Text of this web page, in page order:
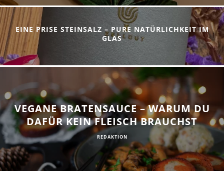
EINE PRISE STEINSALZ – PURE NATÜRLICHKEIT IM
GLAS
VEGANE BRATENSAUCE – WARUM DU
DAFÜR KEIN FLEISCH BRAUCHST
REDAKTION